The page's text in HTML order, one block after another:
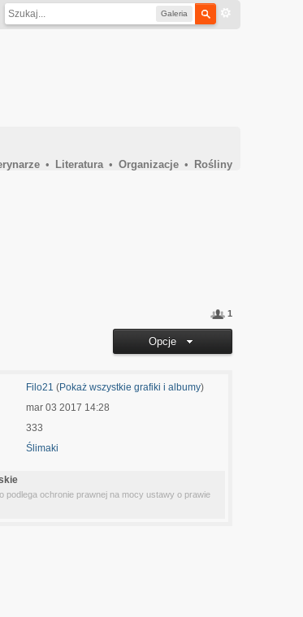
Galeria
• Literatura • Organizacje •
Rośliny
1
Opcje
Filo21 (Pokaż wszystkie grafiki i albumy)
mar 03 2017 14:28
333
Ślimaki
podlega ochronie prawnej na mocy ustawy o prawie